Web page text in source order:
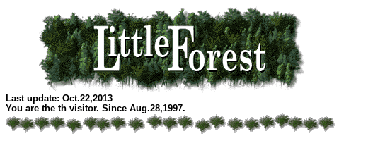
Last update: Oct.22,2013
You are the th visitor. Since Aug.28,1997.